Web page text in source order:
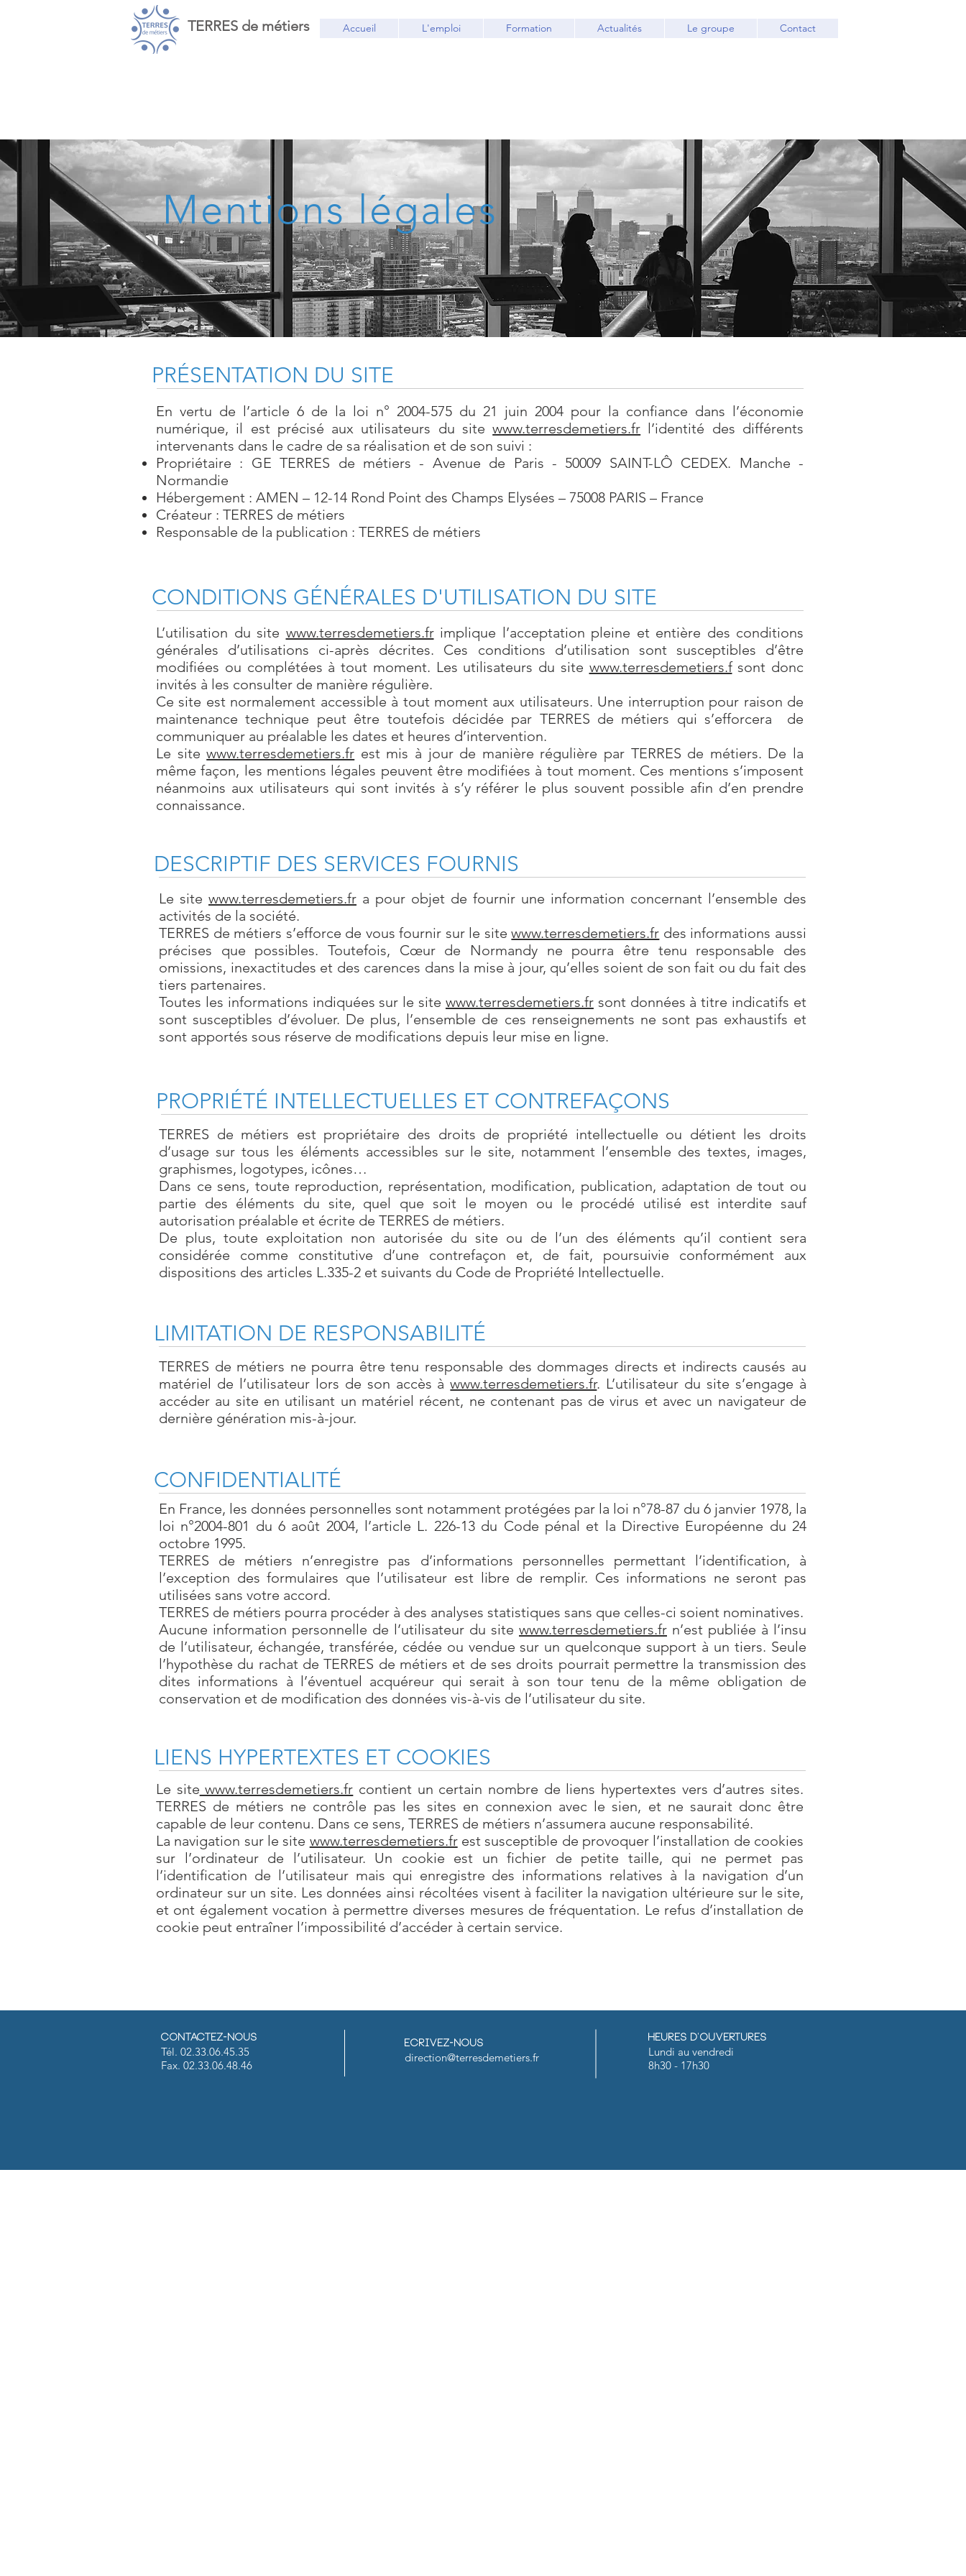
TERRES de métiers Accueil L'emploi Formation Actualités Le groupe Contact
Mentions légales
PRÉSENTATION DU SITE
En vertu de l’article 6 de la loi n° 2004-575 du 21 juin 2004 pour la confiance dans l’économie
numérique, il est précisé aux utilisateurs du sitewww.terresdemetiers.fr l’identité des différents
intervenants dans le cadre de sa réalisation et de son suivi :
Propriétaire : GE TERRES de métiers - Avenue de Paris - 50009 SAINT-LÔ CEDEX. Manche -
Normandie
Hébergement : AMEN – 12-14 Rond Point des Champs Elysées – 75008 PARIS – France
Créateur : TERRES de métiers
Responsable de la publication : TERRES de métiers
CONDITIONS GÉNÉRALES D'UTILISATION DU SITE
L’utilisation du site www.terresdemetiers.frimplique l’acceptation pleine et entière des conditions
générales d’utilisations ci-après décrites. Ces conditions d’utilisation sont susceptibles d’être
modifiées ou complétées à tout moment. Les utilisateurs du site www.terresdemetiers.fsont donc
invités à les consulter de manière régulière.
Ce site est normalement accessible à tout moment aux utilisateurs. Une interruption pour raison de
maintenance technique peut être toutefois décidée par TERRES de métiers qui s’efforcera de
communiquer au préalable les dates et heures d’intervention.
Le sitewww.terresdemetiers.fr est mis à jour de manière régulière par TERRES de métiers. De la
même façon, les mentions légales peuvent être modifiées à tout moment. Ces mentions s’imposent
néanmoins aux utilisateurs qui sont invités à s’y référer le plus souvent possible afin d’en prendre
connaissance.
DESCRIPTIF DES SERVICES FOURNIS
Le site www.terresdemetiers.fr a pour objet de fournir une information concernant l’ensemble des
activités de la société.
TERRES de métiers s’efforce de vous fournir sur le sitewww.terresdemetiers.fr des informations aussi
précises que possibles. Toutefois, Cœur de Normandy ne pourra être tenu responsable des
omissions, inexactitudes et des carences dans la mise à jour, qu’elles soient de son fait ou du fait des
tiers partenaires.
Toutes les informations indiquées sur le site www.terresdemetiers.frsont données à titre indicatifs et
sont susceptibles d’évoluer. De plus, l’ensemble de ces renseignements ne sont pas exhaustifs et
sont apportés sous réserve de modifications depuis leur mise en ligne.
PROPRIÉTÉ INTELLECTUELLES ET CONTREFAÇONS
TERRES de métiers est propriétaire des droits de propriété intellectuelle ou détient les droits
d’usage sur tous les éléments accessibles sur le site, notamment l’ensemble des textes, images,
graphismes, logotypes, icônes…
Dans ce sens, toute reproduction, représentation, modification, publication, adaptation de tout ou
partie des éléments du site, quel que soit le moyen ou le procédé utilisé est interdite sauf
autorisation préalable et écrite de TERRES de métiers.
De plus, toute exploitation non autorisée du site ou de l’un des éléments qu’il contient sera
considérée comme constitutive d’une contrefaçon et, de fait, poursuivie conformément aux
dispositions des articles L.335-2 et suivants du Code de Propriété Intellectuelle.
LIMITATION DE RESPONSABILITÉ
TERRES de métiers ne pourra être tenu responsable des dommages directs et indirects causés au
matériel de l’utilisateur lors de son accès àwww.terresdemetiers.fr. L’utilisateur du site s’engage à
accéder au site en utilisant un matériel récent, ne contenant pas de virus et avec un navigateur de
dernière génération mis-à-jour.
CONFIDENTIALITÉ
En France, les données personnelles sont notamment protégées par la loi n°78-87 du 6 janvier 1978, la
loi n°2004-801 du 6 août 2004, l’article L. 226-13 du Code pénal et la Directive Européenne du 24
octobre 1995.
TERRES de métiers n’enregistre pas d’informations personnelles permettant l’identification, à
l’exception des formulaires que l’utilisateur est libre de remplir. Ces informations ne seront pas
utilisées sans votre accord.
TERRES de métiers pourra procéder à des analyses statistiques sans que celles-ci soient nominatives.
Aucune information personnelle de l’utilisateur du site www.terresdemetiers.fr n’est publiée à l’insu
de l’utilisateur, échangée, transférée, cédée ou vendue sur un quelconque support à un tiers. Seule
l’hypothèse du rachat de TERRES de métiers et de ses droits pourrait permettre la transmission des
dites informations à l’éventuel acquéreur qui serait à son tour tenu de la même obligation de
conservation et de modification des données vis-à-vis de l’utilisateur du site.
LIENS HYPERTEXTES ET COOKIES
Le site www.terresdemetiers.fr contient un certain nombre de liens hypertextes vers d’autres sites.
TERRES de métiers ne contrôle pas les sites en connexion avec le sien, et ne saurait donc être
capable de leur contenu. Dans ce sens, TERRES de métiers n’assumera aucune responsabilité.
La navigation sur le site www.terresdemetiers.frest susceptible de provoquer l’installation de cookies
sur l’ordinateur de l’utilisateur. Un cookie est un fichier de petite taille, qui ne permet pas
l’identification de l’utilisateur mais qui enregistre des informations relatives à la navigation d’un
ordinateur sur un site. Les données ainsi récoltées visent à faciliter la navigation ultérieure sur le site,
et ont également vocation à permettre diverses mesures de fréquentation. Le refus d’installation de
cookie peut entraîner l’impossibilité d’accéder à certain service.
Contactez-nous
Tél. 02.33.06.45.35
Fax. 02.33.06.48.46
Ecrivez-nous
direction@terresdemetiers.fr
Heures d'ouvertures
Lundi au vendredi
8h30 - 17h30